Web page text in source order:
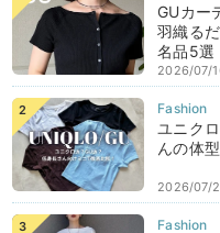
GUカー
羽織る
名品5選
2026/07/
ユニク
んの体
2026/07/